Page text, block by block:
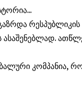
რესპუბლიკის
ასაშენებლად.
კომპანია,